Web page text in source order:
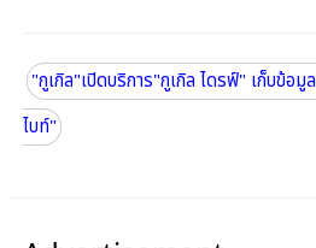
"กูเกิล"เปิดบริการ"กูเกิล ไดรฟ์" เก็บข้อ
ไบท์"